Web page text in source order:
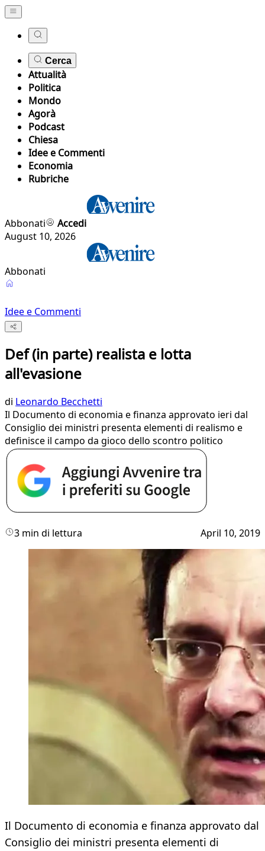
Cerca
Attualità
Politica
Mondo
Agorà
Podcast
Chiesa
Idee e Commenti
Economia
Rubriche
Abbonati
Accedi
August 10, 2026
Abbonati
Idee e Commenti
Def (in parte) realista e lotta
all'evasione
di Leonardo Becchetti
Il Documento di economia e finanza approvato ieri dal
Consiglio dei ministri presenta elementi di realismo e
definisce il campo da gioco dello scontro politico
3 min di lettura April 10, 2019
Il Documento di economia e finanza approvato dal
Consiglio dei ministri presenta elementi di